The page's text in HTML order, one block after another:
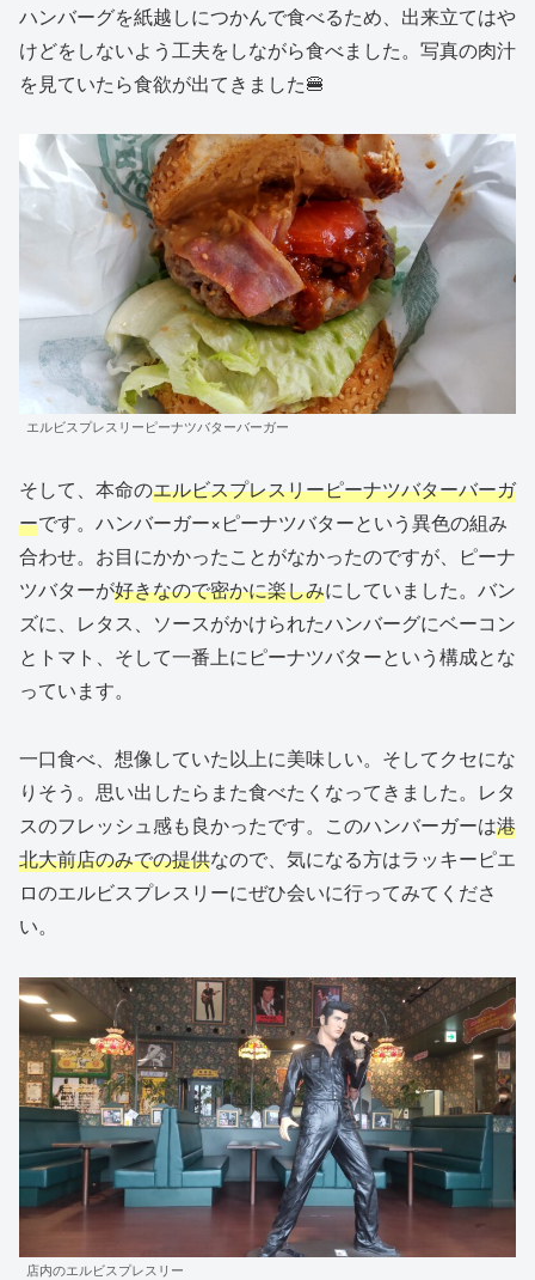
ハンバーグを紙越しにつかんで食べるため、出来立てはや
けどをしないよう工夫をしながら食べました。写真の肉汁
を見ていたら食欲が出てきました🍔
エルビスプレスリーピーナツバターバーガー
そして、本命のエルビスプレスリーピーナツバターバーガ
ーです。ハンバーガー×ピーナツバターという異色の組み
合わせ。お目にかかったことがなかったのですが、ピーナ
ツバターが好きなので密かに楽しみにしていました。バン
ズに、レタス、ソースがかけられたハンバーグにベーコン
とトマト、そして一番上にピーナツバターという構成とな
っています。
一口食べ、想像していた以上に美味しい。そしてクセにな
りそう。思い出したらまた食べたくなってきました。レタ
スのフレッシュ感も良かったです。このハンバーガーは港
北大前店のみでの提供なので、気になる方はラッキーピエ
ロのエルビスプレスリーにぜひ会いに行ってみてくださ
い。
店内のエルビスプレスリー